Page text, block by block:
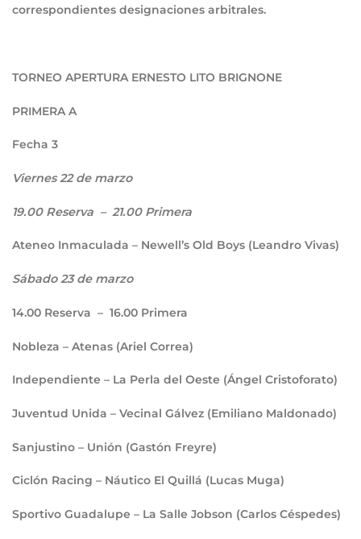
correspondientes designaciones arbitrales.
TORNEO APERTURA ERNESTO LITO BRIGNONE
PRIMERA A
Fecha 3
Viernes 22 de marzo
19.00 Reserva – 21.00Primera
Ateneo Inmaculada – Newell’s Old Boys (Leandro Vivas)
Sábado 23 de marzo
14.00 Reserva – 16.00 Primera
Nobleza – Atenas (Ariel Correa)
Independiente – La Perla del Oeste (Ángel Cristoforato)
Juventud Unida – Vecinal Gálvez (Emiliano Maldonado)
Sanjustino – Unión (Gastón Freyre)
Ciclón Racing – Náutico El Quillá (Lucas Muga)
Sportivo Guadalupe – La Salle Jobson (Carlos Céspedes)